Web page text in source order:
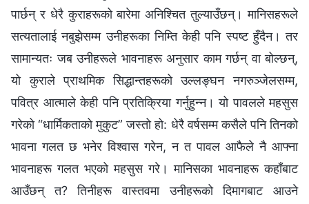
पार्छन् र धेरै कुराहरूको बारेमा अनिश्चित तुल्याउँछन्। मानिसहरूले
सत्यतालाई नबुझेसम्म उनीहरूका निम्ति केही पनि स्पष्ट हुँदैन। तर
सामान्यतः जब उनीहरूले भावनाहरू अनुसार काम गर्छन् वा बोल्छन्,
यो कुराले प्राथमिक सिद्धान्तहरूको उल्लङ्घन नगरुञ्जेलसम्म,
पवित्र आत्माले केही पनि प्रतिक्रिया गर्नुहुन्न। यो पावलले महसुस
गरेको “धार्मिकताको मुकुट” जस्तो हो: धेरै वर्षसम्म कसैले पनि तिनको
भावना गलत छ भनेर विश्‍वास गरेन, न त पावल आफैले नै आफ्ना
भावनाहरू गलत भएको महसुस गरे। मानिसका भावनाहरू कहाँबाट
आउँछन् त? तिनीहरू वास्तवमा उनीहरूको दिमागबाट आउने